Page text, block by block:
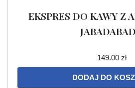
EKSPRES DO KAWY Z
149.00 zł
DODAJ DO